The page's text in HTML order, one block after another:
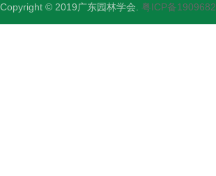
Copyright © 2019广东园林学会. 粤ICP备1909682